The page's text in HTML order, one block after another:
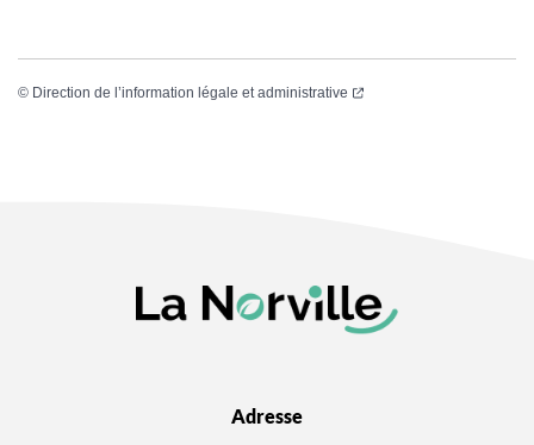
© Direction de l’information légale et administrative (ouverture dans un
Adresse